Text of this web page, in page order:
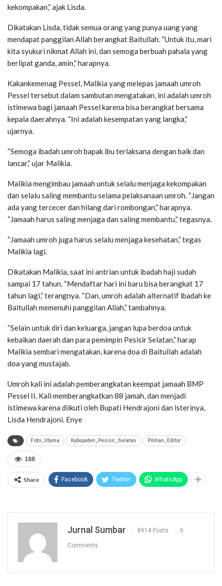
kekompakan,” ajak Lisda.
Dikatakan Lisda, tidak semua orang yang punya uang yang
mendapat panggilan Allah berangkat Baitullah. “Untuk itu, mari
kita syukuri nikmat Allah ini, dan semoga berbuah pahala yang
berlipat ganda, amin,” harapnya.
Kakankemenag Pessel, Malikia yang melepas jamaah umroh
Pessel tersebut dalam sambutan mengatakan, ini adalah umroh
istimewa bagi jamaah Pessel karena bisa berangkat bersama
kepala daerahnya. “Ini adalah kesempatan yang langka,”
ujarnya.
“Semoga ibadah umroh bapak ibu terlaksana dengan baik dan
lancar,” ujar Malikia.
Malikia mengimbau jamaah untuk selalu menjaga kekompakan
dan selalu saling membantu selama pelaksanaan umroh. “Jangan
ada yang tercecer dan hilang dari rombongan,” harapnya.
“Jamaah harus saling menjaga dan saling membantu,” tegasnya.
“Jamaah umroh juga harus selalu menjaga kesehatan,” tegas
Malikia lagi.
Dikatakan Malikia, saat ini antrian untuk ibadah haji sudah
sampai 17 tahun. “Mendaftar hari ini baru bisa berangkat 17
tahun lagi,” terangnya. “Dan, umroh adalah alternatif ibadah ke
Baitullah memenuhi panggilan Allah,” tambahnya.
“Selain untuk diri dan keluarga, jangan lupa berdoa untuk
kebaikan daerah dan para pemimpin Pesisir Selatan,” harap
Malikia sembari mengatakan, karena doa di Baitullah adalah
doa yang mustajab.
Umroh kali ini adalah pemberangkatan keempat jamaah BMP
Pessel II. Kali memberangkatkan 88 jamah, dan menjadi
istimewa karena diikuti oleh Bupati Hendrajoni dan isterinya,
Lisda Hendrajoni. Enye
Foto_Utama Kabupaten_Pesisir_Selatan Pilihan_Editor
188
Share Facebook Twitter WhatsApp
Jurnal Sumbar 8914 Posts 0
Comments